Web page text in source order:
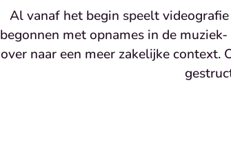
Al vanaf het begin speelt
begonnen met opnames in de
over naar een meer zakelijke context.